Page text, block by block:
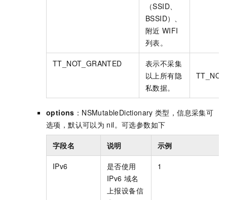
（SSID、
BSSID）、
附近 WIFI
列表。
TT_NOT_GRANTED
表示不采集
以上所有隐
私数据。
options ：NSMutableDictionary 类型，信息采集可
选项，默认可以为 nil。可选参数如下
字段名 说明 示例
IPv6
是否使用
IPv6 域名
上报设备信
1